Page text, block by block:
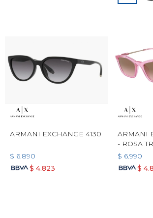
ARMANI EXCHANGE 4130
$ 6.890
$ 4.823
ARMANI
- ROSA
$ 6.990
$